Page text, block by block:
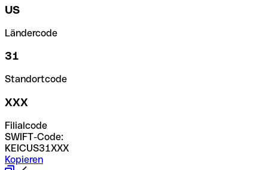
US
Ländercode
31
Standortcode
XXX
Filialcode
SWIFT-Code:
KEICUS31XXX
Kopieren